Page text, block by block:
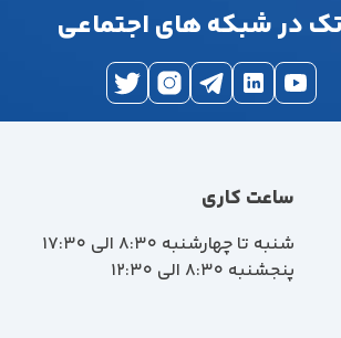
در شبکه های اجتماعی
ساعت کاری
شنبه تا چهارشنبه 8:30 الی 17:30
پنجشنبه 8:30 الی 12:30